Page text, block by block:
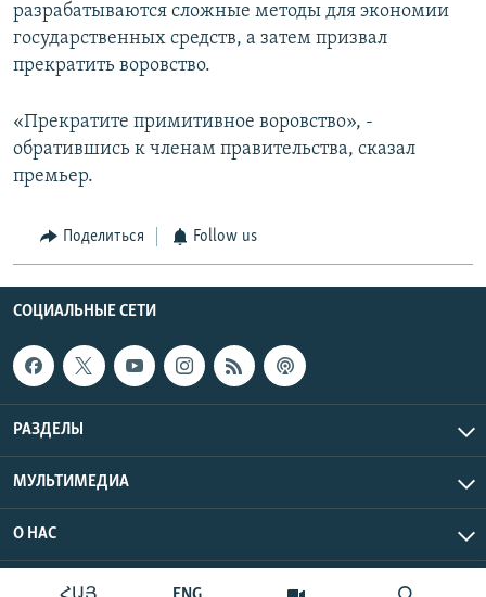
разрабатываются сложные методы для экономии
государственных средств, а затем призвал
прекратить воровство.
«Прекратите примитивное воровство», -
обратившись к членам правительства, сказал
премьер.
Поделиться Follow us
СОЦИАЛЬНЫЕ СЕТИ
РАЗДЕЛЫ
МУЛЬТИМЕДИА
О НАС
Радио Азатутюн © 2026 RFE/RL, Inc. Все права защищены.